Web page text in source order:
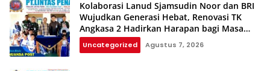
Kolaborasi Lanud Sjamsudin Noor dan BRI
Wujudkan Generasi Hebat, Renovasi TK
Angkasa 2 Hadirkan Harapan bagi Masa
Depan Anak
Uncategorized Agustus 7, 2026